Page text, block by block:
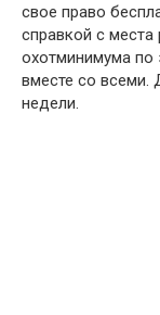
свое право
справкой с
охотминимума
вместе со всеми.
недели.